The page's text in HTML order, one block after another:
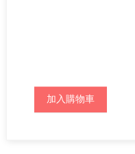
加入購物車